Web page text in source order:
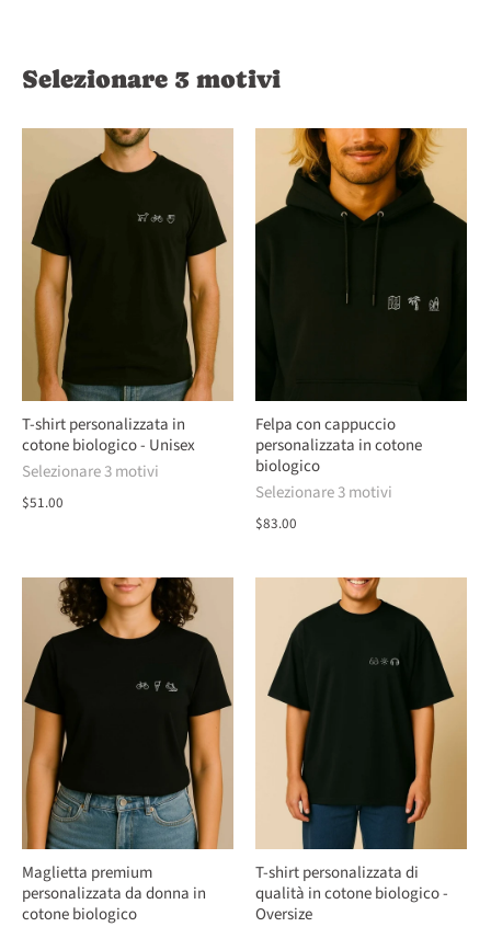
Selezionare 3 motivi
T-shirt personalizzata in
cotone biologico - Unisex
Selezionare 3 motivi
$51.00
Felpa con cappuccio
personalizzata in cotone
biologico
Selezionare 3 motivi
$83.00
Maglietta premium
personalizzata da donna in
cotone biologico
T-shirt personalizzata di
qualità in cotone biologico -
Oversize